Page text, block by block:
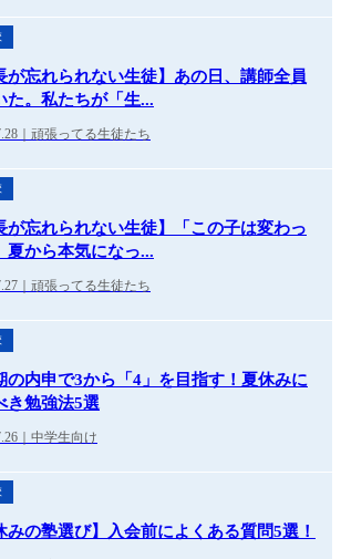
が忘れられない生徒】あの日、講師全員
た。私たちが「生...
｜頑張ってる生徒たち
が忘れられない生徒】「この子は変わっ
夏から本気になっ...
｜頑張ってる生徒たち
の内申で3から「4」を目指す！夏休みに
き勉強法5選
｜中学生向け
みの塾選び】入会前によくある質問5選！